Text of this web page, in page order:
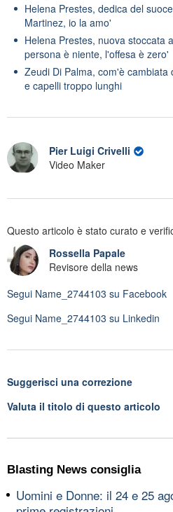
Helena Prestes, dedica del
Martinez, io la amo'
Helena Prestes, nuova stoccata
persona è niente, l'offesa è zero'
Zeudi Di Palma, com'è
e capelli troppo lunghi
Pier Luigi Crivelli
Video Maker
Questo articolo è stato curato e
Rossella Papale
Revisore della news
Segui Name_2744103 su Facebook
Segui Name_2744103 su Linkedin
Suggerisci una correzione
Valuta il titolo di questo articolo
Blasting News consiglia
Uomini e Donne: il 24 e 25